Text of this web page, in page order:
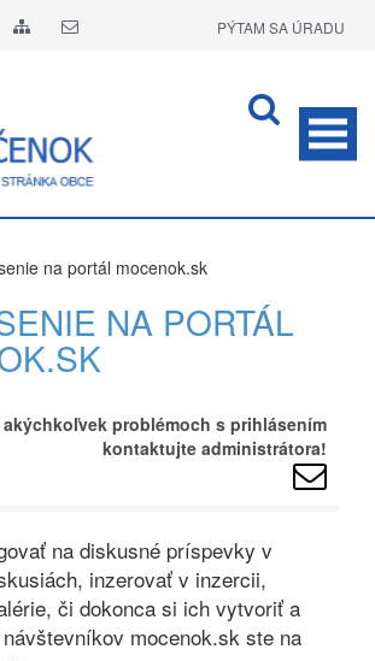
PÝTAM SA ÚRADU
na portál mocenok.sk
NA PORTÁL
akýchkoľvek problémoch s prihlásením
kontaktujte administrátora!
na diskusné príspevky v
inzerovať v inzercii,
či dokonca si ich vytvoriť a
mocenok.sk ste na